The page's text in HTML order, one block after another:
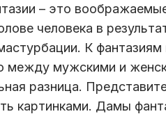
– это
человека в
К
между мужскими и
разница.
картинками. Дамы